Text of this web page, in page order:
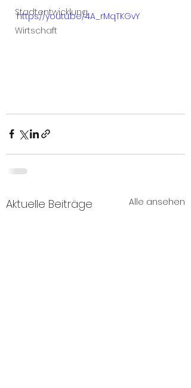
Stadtentwicklung
Wirtschaft
https://youtu.be/4A_rMqTKGvY
Aktuelle Beiträge Alle ansehen